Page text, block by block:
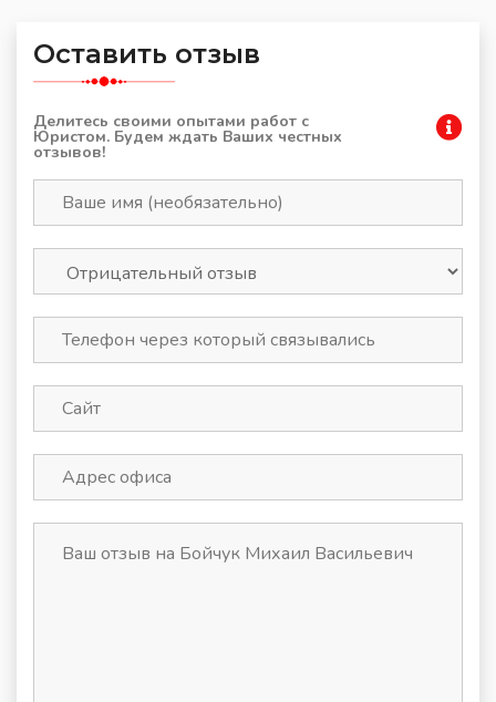
Оставить отзыв
Делитесь своими опытами работ с
Юристом. Будем ждать Ваших честных
отзывов!